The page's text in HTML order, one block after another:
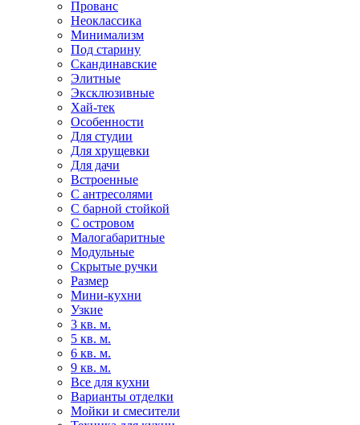
Прованс
Неоклассика
Минимализм
Под старину
Скандинавские
Элитные
Эксклюзивные
Хай-тек
Особенности
Для студии
Для хрущевки
Для дачи
Встроенные
С антресолями
С барной стойкой
С островом
Малогабаритные
Модульные
Скрытые ручки
Размер
Мини-кухни
Узкие
3 кв. м.
5 кв. м.
6 кв. м.
9 кв. м.
Все для кухни
Варианты отделки
Мойки и смесители